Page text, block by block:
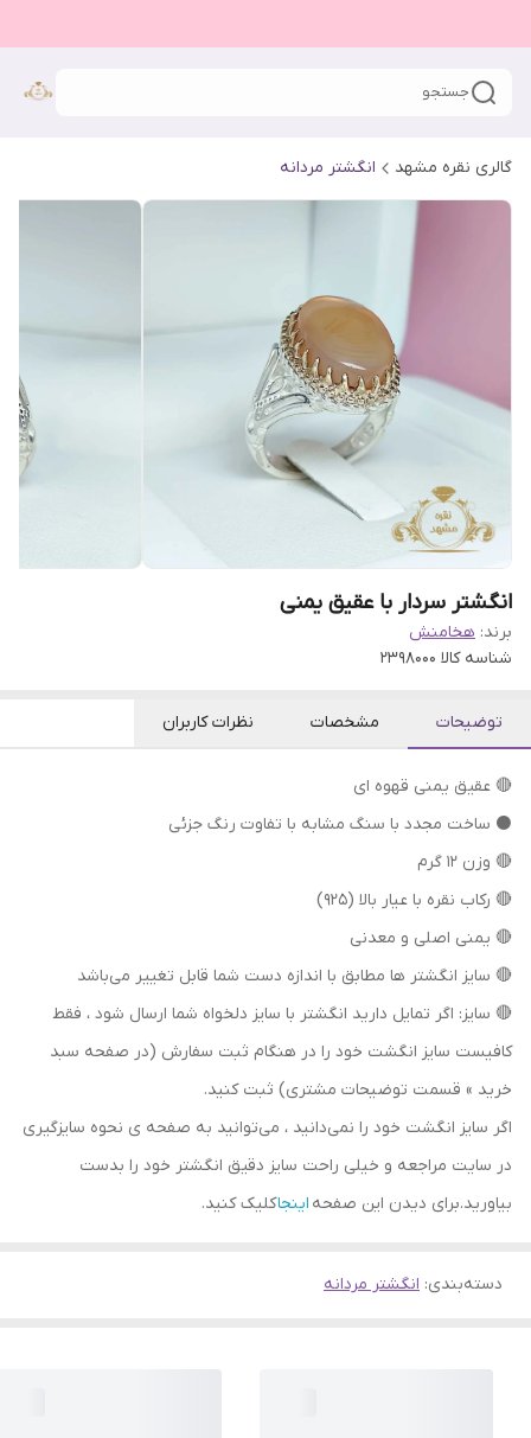
جستجو
گالری نقره مشهد انگشتر مردانه
انگشتر سردار با عقیق یمنی
برند: هخامنش
شناسه کالا 2398000
توضیحات مشخصات نظرات کاربران
🔴 عقیق یمنی قهوه ای
⚫ ساخت مجدد با سنگ مشابه با تفاوت رنگ جزئی
🔴 وزن ۱۲ گرم
🔴 رکاب نقره با عیار بالا (۹۲۵)
🔴 یمنی اصلی و معدنی
🔴 سایز انگشتر ها مطابق با اندازه دست شما قابل تغییر می‌باشد
🔴 سایز: اگر تمایل دارید انگشتر با سایز دلخواه شما ارسال شود ، فقط
کافیست سایز انگشت خود را در هنگام ثبت سفارش (در صفحه سبد
خرید » قسمت توضیحات مشتری) ثبت کنید.
اگر سایز انگشت خود را نمی‌دانید ، می‌توانید به صفحه ی نحوه سایزگیری
در سایت مراجعه و خیلی راحت سایز دقیق انگشتر خود را بدست
بیاورید.برای دیدن این صفحه اینجاکلیک کنید.
دسته‌بندی: انگشتر مردانه